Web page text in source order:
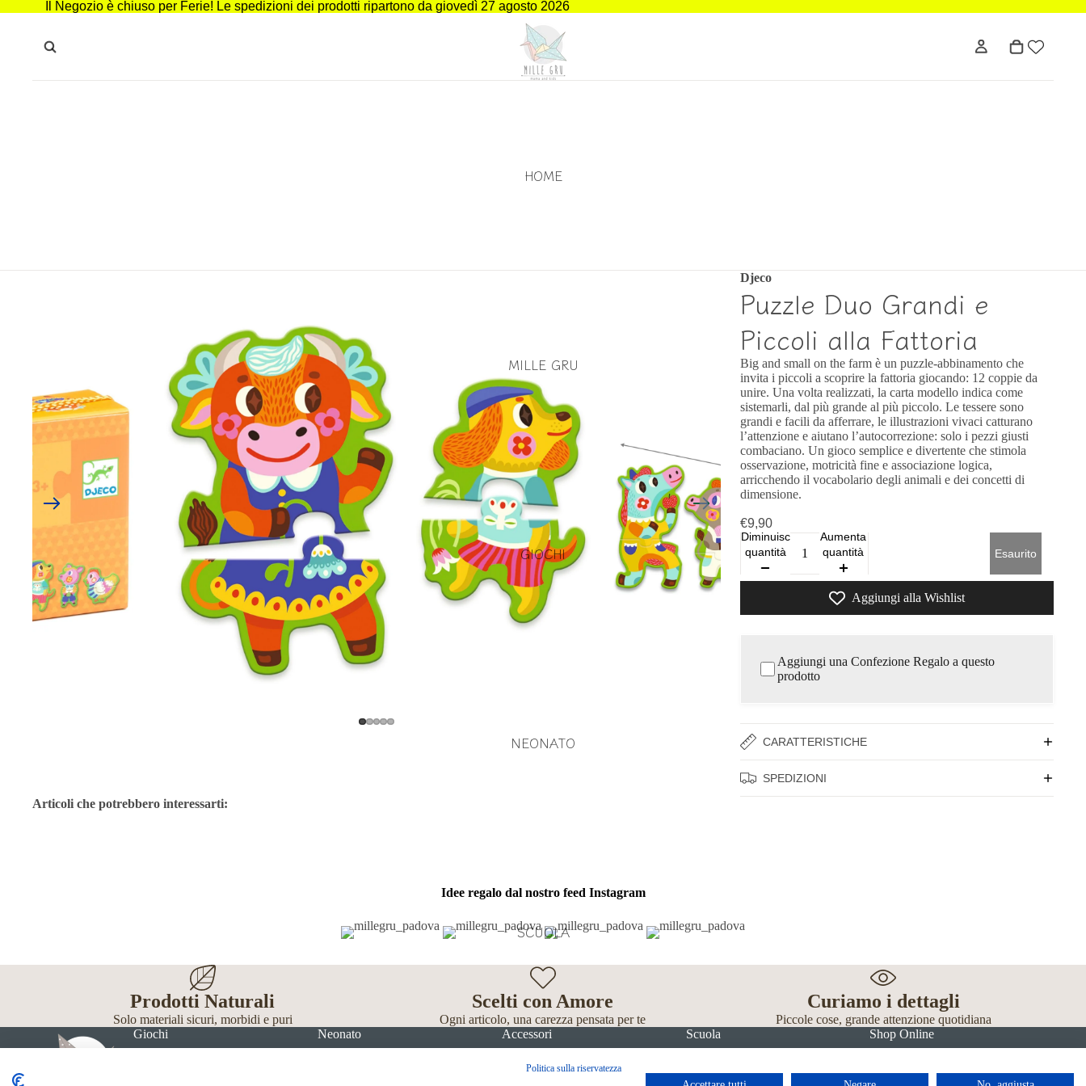
Il Negozio è chiuso per Ferie! Le spedizioni dei prodotti ripartono da giovedì 27 agosto 2026
HOME
MILLE GRU
GIOCHI
NEONATO
SCUOLA
Djeco
Puzzle Duo Grandi e
Piccoli alla Fattoria
Big and small on the farm è un puzzle-abbinamento che
invita i piccoli a scoprire la fattoria giocando: 12 coppie da
unire. Una volta realizzati, la carta modello indica come
sistemarli, dal più grande al più piccolo. Le tessere sono
grandi e facili da afferrare, le illustrazioni vivaci catturano
l’attenzione e aiutano l’autocorrezione: solo i pezzi giusti
combaciano. Un gioco semplice e divertente che stimola
osservazione, motricità fine e associazione logica,
arricchendo il vocabolario degli animali e dei concetti di
dimensione.
€9,90
Diminuisci
quantità
Aumenta
quantità
Esaurito
Aggiungi alla Wishlist
Aggiungi una Confezione Regalo a questo
prodotto
CARATTERISTICHE
SPEDIZIONI
Articoli che potrebbero interessarti:
Idee regalo dal nostro feed Instagram
Prodotti Naturali
Solo materiali sicuri, morbidi e puri
Scelti con Amore
Ogni articolo, una carezza pensata per te
Curiamo i dettagli
Piccole cose, grande attenzione quotidiana
Giochi
Neonato Accessori Scuola Shop Online
Politica sulla riservatezza